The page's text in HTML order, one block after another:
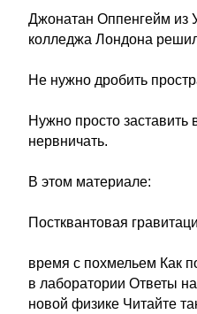
Джонатан Оппенгейм из
колледжа Лондона
Не нужно дробить
Нужно просто заставить
нервничать.
В этом материале:
Постквантовая
время с похмельем Как
в лаборатории Ответы
новой физике Читайте